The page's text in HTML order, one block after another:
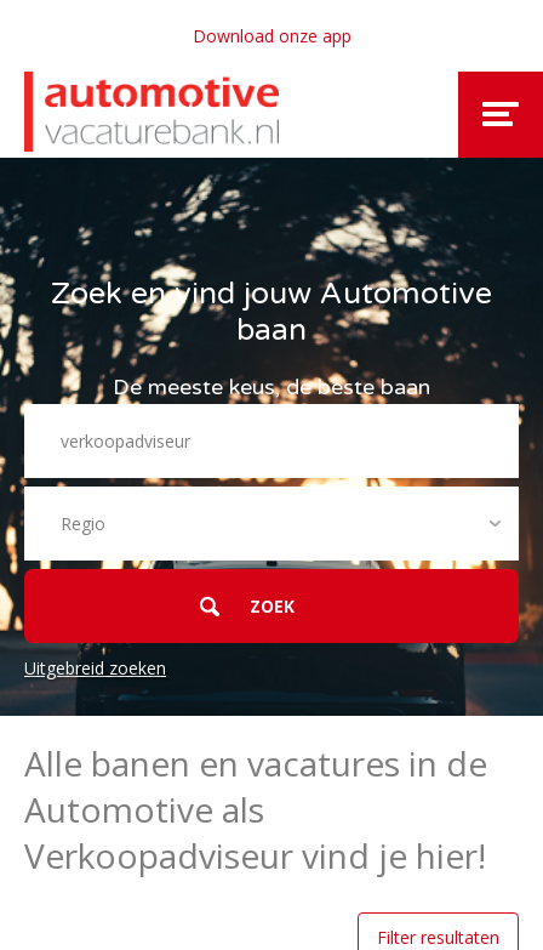
Download onze app
Zoek en vind jouw Automotive
baan
De meeste keus, de beste baan
Uitgebreid zoeken
Trefwoorden
Zoekcriteria
Alle banen en vacatures in de
Automotive als
Verkoopadviseur vind je hier!
Filter resultaten